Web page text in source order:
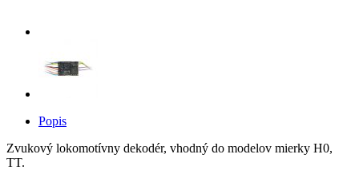
Popis
Zvukový lokomotívny dekodér, vhodný do modelov mierky H0,
TT.